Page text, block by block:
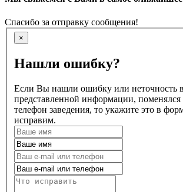
Спасибо за отправку сообщения!
×
Нашли ошибку?
Если Вы нашли ошибку или неточность в
представленной информации, поменялся
телефон заведения, то укажите это в
исправим.